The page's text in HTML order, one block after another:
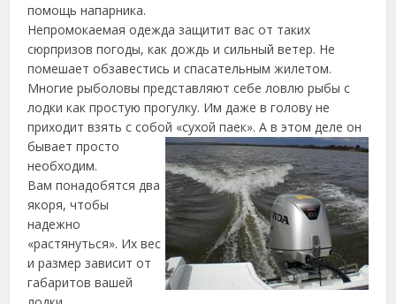
помощь напарника.
Непромокаемая одежда защитит вас от таких
сюрпризов погоды, как дождь и сильный ветер. Не
помешает обзавестись и спасательным жилетом.
Многие рыболовы представляют себе ловлю рыбы с
лодки как простую прогулку. Им даже в голову не
приходит взять с собой «сухой паек». А в этом деле он
бываетпросто
необходим.
Вам понадобятся два
якоря, чтобы
надежно
«растянуться». Их вес
и размер зависит от
габаритов вашей